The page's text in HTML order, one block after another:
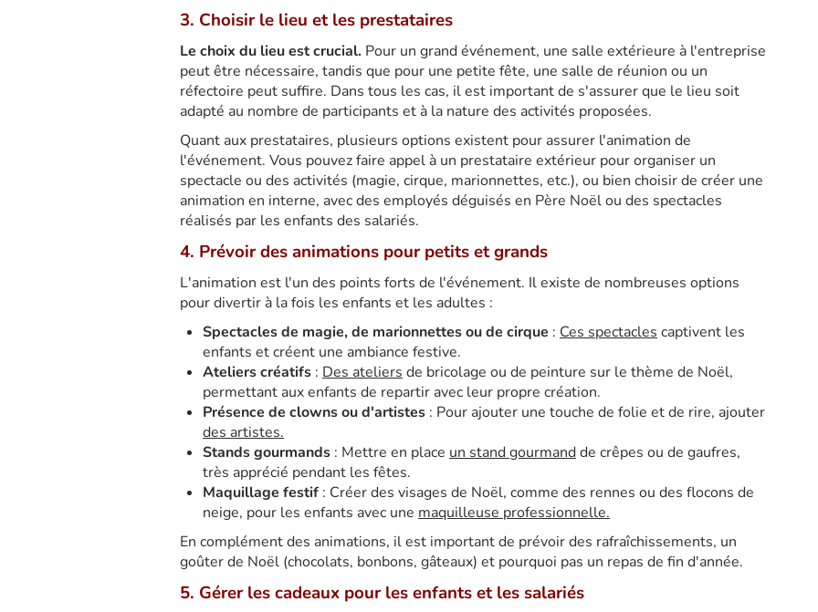
3. Choisir le lieu et les prestataires
Le choix du lieu est crucial. Pour un grand événement, une salle extérieure à l'entreprise
peut être nécessaire, tandis que pour une petite fête, une salle de réunion ou un
réfectoire peut suffire. Dans tous les cas, il est important de s'assurer que le lieu soit
adapté au nombre de participants et à la nature des activités proposées.
Quant aux prestataires, plusieurs options existent pour assurer l'animation de
l'événement. Vous pouvez faire appel à un prestataire extérieur pour organiser un
spectacle ou des activités (magie, cirque, marionnettes, etc.), ou bien choisir de créer une
animation en interne, avec des employés déguisés en Père Noël ou des spectacles
réalisés par les enfants des salariés.
4. Prévoir des animations pour petits et grands
L'animation est l'un des points forts de l'événement. Il existe de nombreuses options
pour divertir à la fois les enfants et les adultes :
Spectacles de magie, de marionnettes ou de cirque : Ces spectacles captivent les
enfants et créent une ambiance festive.
Ateliers créatifs : Des ateliers de bricolage ou de peinture sur le thème de Noël,
permettant aux enfants de repartir avec leur propre création.
Présence de clowns ou d'artistes : Pour ajouter une touche de folie et de rire, ajouter
des artistes.
Stands gourmands : Mettre en place un stand gourmandde crêpes ou de gaufres,
très apprécié pendant les fêtes.
Maquillage festif : Créer des visages de Noël, comme des rennes ou des flocons de
neige, pour les enfants avec une maquilleuse professionnelle.
En complément des animations, il est important de prévoir des rafraîchissements, un
goûter de Noël (chocolats, bonbons, gâteaux) et pourquoi pas un repas de fin d'année.
5. Gérer les cadeaux pour les enfants et les salariés